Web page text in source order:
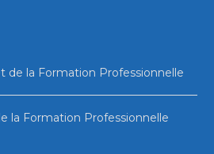
de la Formation Professionnelle
la Formation Professionnelle